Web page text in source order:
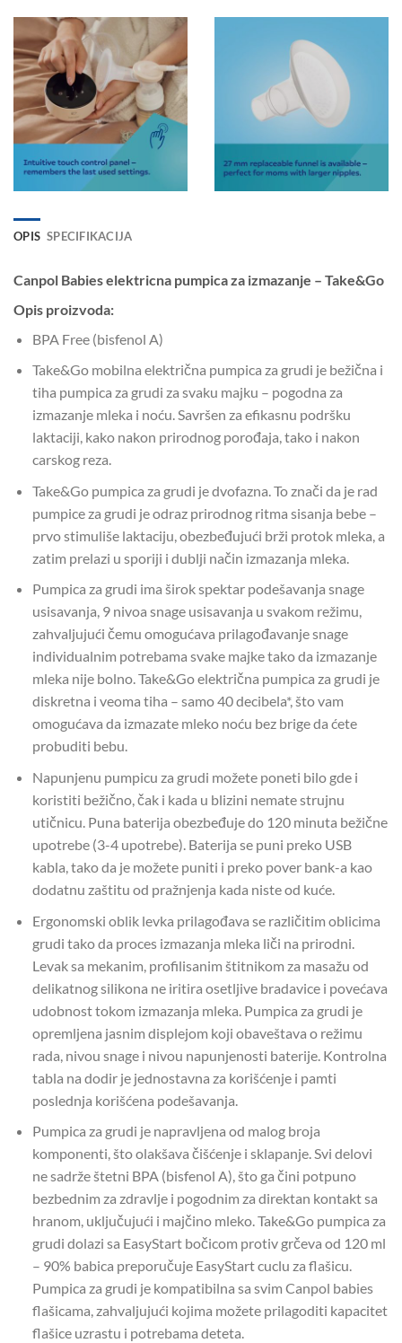
OPIS SPECIFIKACIJA
Canpol Babies elektricna pumpica za izmazanje – Take&Go
Opis proizvoda:
BPA Free (bisfenol A)
Take&Go mobilna električna pumpica za grudi je bežična i
tiha pumpica za grudi za svaku majku – pogodna za
izmazanje mleka i noću. Savršen za efikasnu podršku
laktaciji, kako nakon prirodnog porođaja, tako i nakon
carskog reza.
Take&Go pumpica za grudi je dvofazna. To znači da je rad
pumpice za grudi je odraz prirodnog ritma sisanja bebe –
prvo stimuliše laktaciju, obezbeđujući brži protok mleka, a
zatim prelazi u sporiji i dublji način izmazanja mleka.
Pumpica za grudi ima širok spektar podešavanja snage
usisavanja, 9 nivoa snage usisavanja u svakom režimu,
zahvaljujući čemu omogućava prilagođavanje snage
individualnim potrebama svake majke tako da izmazanje
mleka nije bolno. Take&Go električna pumpica za grudi je
diskretna i veoma tiha – samo 40 decibela*, što vam
omogućava da izmazate mleko noću bez brige da ćete
probuditi bebu.
Napunjenu pumpicu za grudi možete poneti bilo gde i
koristiti bežično, čak i kada u blizini nemate strujnu
utičnicu. Puna baterija obezbeđuje do 120 minuta bežične
upotrebe (3-4 upotrebe). Baterija se puni preko USB
kabla, tako da je možete puniti i preko pover bank-a kao
dodatnu zaštitu od pražnjenja kada niste od kuće.
Ergonomski oblik levka prilagođava se različitim oblicima
grudi tako da proces izmazanja mleka liči na prirodni.
Levak sa mekanim, profilisanim štitnikom za masažu od
delikatnog silikona ne iritira osetljive bradavice i povećava
udobnost tokom izmazanja mleka. Pumpica za grudi je
opremljena jasnim displejom koji obaveštava o režimu
rada, nivou snage i nivou napunjenosti baterije. Kontrolna
tabla na dodir je jednostavna za korišćenje i pamti
poslednja korišćena podešavanja.
Pumpica za grudi je napravljena od malog broja
komponenti, što olakšava čišćenje i sklapanje. Svi delovi
ne sadrže štetni BPA (bisfenol A), što ga čini potpuno
bezbednim za zdravlje i pogodnim za direktan kontakt sa
hranom, uključujući i majčino mleko. Take&Go pumpica za
grudi dolazi sa EasyStart bočicom protiv grčeva od 120 ml
– 90% babica preporučuje EasyStart cuclu za flašicu.
Pumpica za grudi je kompatibilna sa svim Canpol babies
flašicama, zahvaljujući kojima možete prilagoditi kapacitet
flašice uzrastu i potrebama deteta.